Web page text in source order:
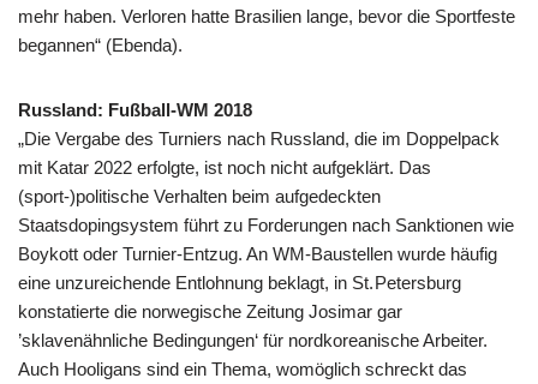
mehr haben. Verloren hatte Brasilien lange, bevor die Sportfeste
begannen“ (Ebenda).
Russland: Fußball-WM 2018
„Die Vergabe des Turniers nach Russland, die im Doppelpack
mit Katar 2022 erfolgte, ist noch nicht aufgeklärt. Das
(sport-)politische Verhalten beim aufgedeckten
Staatsdopingsystem führt zu Forderungen nach Sanktionen wie
Boykott oder Turnier-Entzug. An WM-Baustellen wurde häufig
eine unzureichende Entlohnung beklagt, in St. Petersburg
konstatierte die norwegische Zeitung Josimar gar
’sklavenähnliche Bedingungen‘ für nordkoreanische Arbeiter.
Auch Hooligans sind ein Thema, womöglich schreckt das